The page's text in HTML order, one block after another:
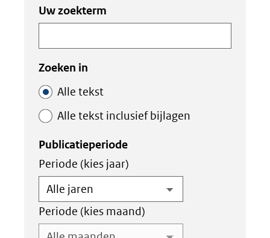
Zoeken
in
de
index
Zoeken
de
index
Uw zoekterm
Zoeken in
Alle tekst
Alle tekst inclusief bijlagen
Publicatieperiode
Periode (kies jaar)
Periode (kies maand)